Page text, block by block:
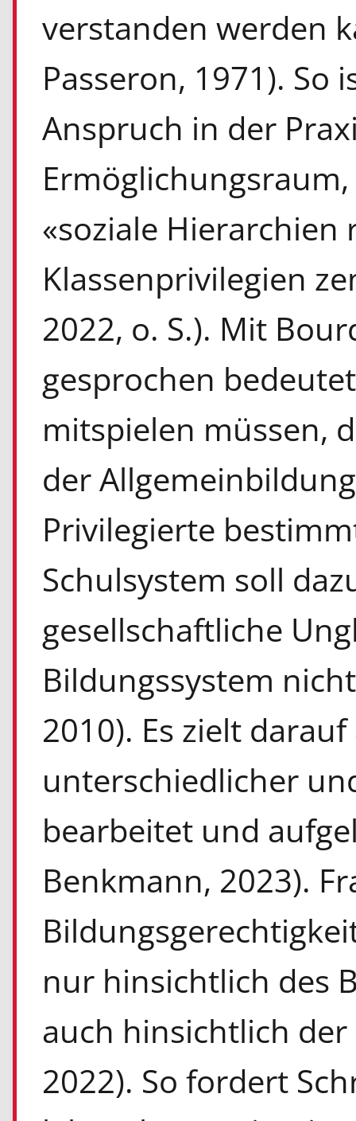
verstanden werden
Passeron, 1971). So
Anspruch in der
«soziale
Klassenprivilegien
2022, o. S.). Mit
gesprochen
mitspielen müssen,
der
Privilegierte
Schulsystem soll
gesellschaftliche
Bildungssystem
2010). Es zielt
unterschiedlicher
bearbeitet und
Benkmann, 2023).
nur hinsichtlich des
auch hinsichtlich
2022). So fordert